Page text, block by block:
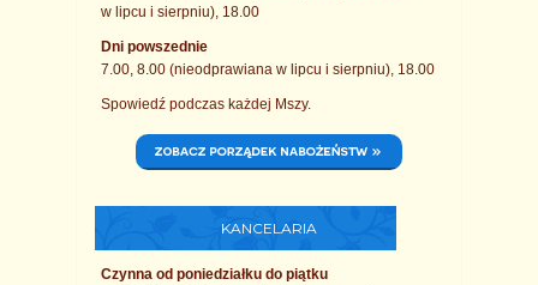
w lipcu i sierpniu), 18.00
Dni powszednie
7.00, 8.00 (nieodprawiana w lipcu i sierpniu), 18.00
Spowiedź podczas każdej Mszy.
KANCELARIA
Czynna od poniedziałku do piątku